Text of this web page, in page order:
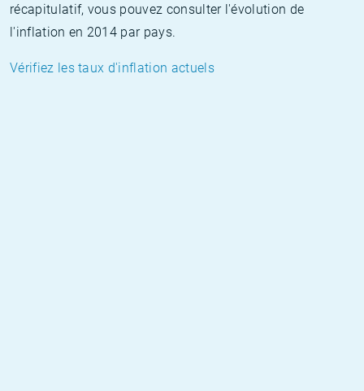
récapitulatif, vous pouvez consulter l'évolution de
l'inflation en 2014 par pays.
Vérifiez les taux d'inflation actuels